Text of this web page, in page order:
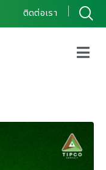
ติดต่อเรา
สฟัลท์
และ
งภาค